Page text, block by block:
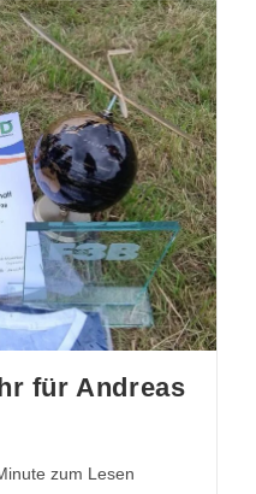
für Andreas
zum Lesen